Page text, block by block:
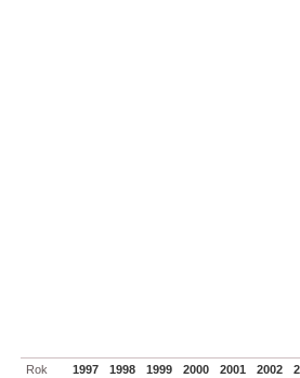
Rok 1997 1998 1999 2000 2001 2002